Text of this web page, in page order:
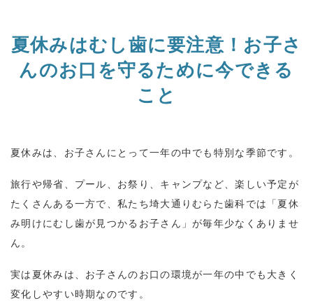
夏休みはむし歯に要注意！お子さ
んのお口を守るために今できる
こと
夏休みは、お子さんにとって一年の中でも特別な季節です。
旅行や帰省、プール、お祭り、キャンプなど、楽しい予定が
たくさんある一方で、私たち埼大通りむらた歯科では「夏休
み明けにむし歯が見つかるお子さん」が毎年少なくありませ
ん。
実は夏休みは、お子さんのお口の環境が一年の中でも大きく
変化しやすい時期なのです。